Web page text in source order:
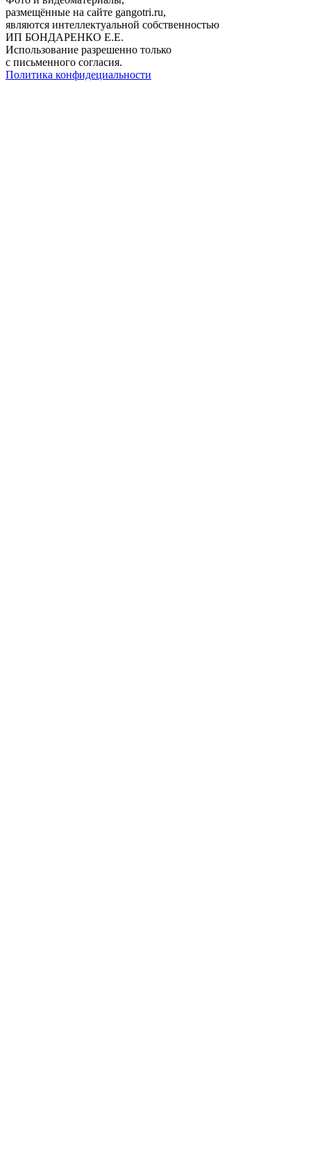
размещённые на сайте gangotri.ru,
являются интеллектуальной собственностью
ИП БОНДАРЕНКО Е.Е.
Использование разрешенно только
с письменного согласия.
Политика конфидециальности